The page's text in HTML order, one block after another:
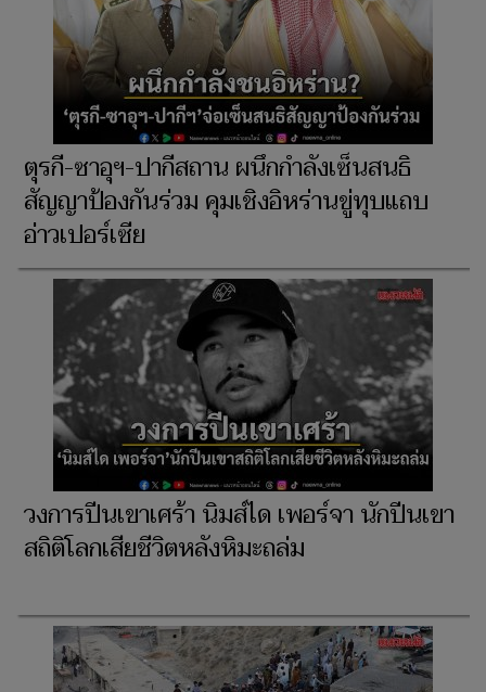
ตุรกี-ซาอุฯ-ปากีสถาน ผนึกกำลังเซ็นสนธิ
สัญญาป้องกันร่วม คุมเชิงอิหร่านขู่ทุบแถบ
อ่าวเปอร์เซีย
วงการปีนเขาเศร้า นิมส์ได เพอร์จา นักปีนเขา
สถิติโลกเสียชีวิตหลังหิมะถล่ม